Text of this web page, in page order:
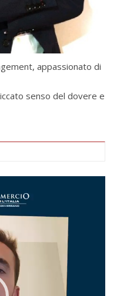
appassionato di
senso del dovere e